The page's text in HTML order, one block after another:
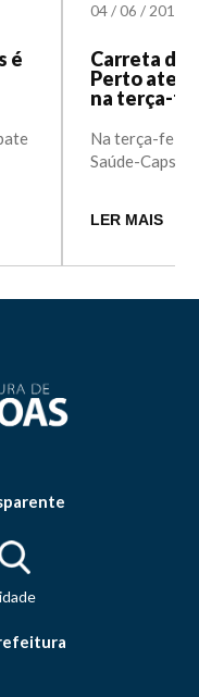
é
04 /06 /2018
Carreta da
Perto
na terça-
Na terça-feira
Saúde-Caps
LER MAIS